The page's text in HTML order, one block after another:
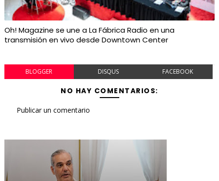
Oh! Magazine se une a La Fábrica Radio en una
transmisión en vivo desde Downtown Center
BLOGGER DISQUS FACEBOOK
NO HAY COMENTARIOS:
Publicar un comentario